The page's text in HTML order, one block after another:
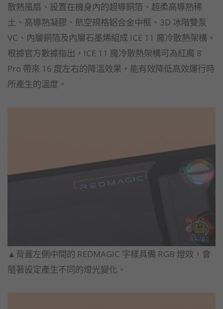
散熱風扇、設置在機身內的超導銅箔、超柔高導熱稀
土、高導熱凝膠、航空規格鋁合金中框、3D 冰階雙泵
VC、內層銅箔及內層石墨烯組成 ICE 11 魔冷散熱架構。
根據官方數據指出，ICE 11 魔冷散熱架構可為紅魔 8
Pro 帶來 16 度左右的降溫效果，能有效降低高效運行時
所產生的溫度。
▲背蓋左側中間的 REDMAGIC 字樣具備 RGB 燈效，會
隨著設定產生不同的燈光變化。